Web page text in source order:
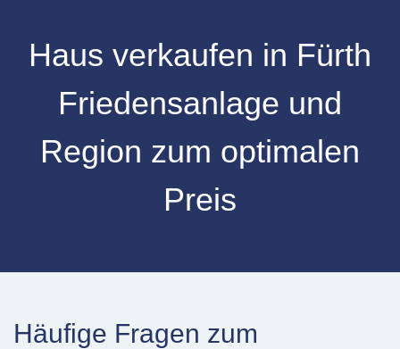
Haus verkaufen in Fürth
Friedensanlage und
Region zum optimalen
Preis
Häufige Fragen zum